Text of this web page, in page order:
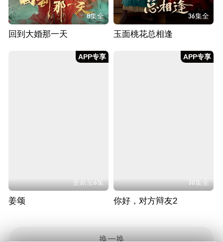
8集全
回到大婚那一天
36集全
玉面桃花总相逢
APP专享
更新至6集
姜颂
APP专享
30集全
你好，对方辩友2
换一换